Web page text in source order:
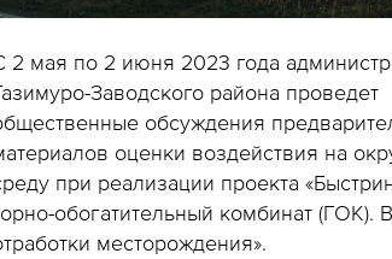
2 мая по 2 июня 2023 года
Заводского района проведет
обсуждения
оценки воздействия на
при реализации проекта
обогатительный комбинат (ГОК).
месторождения».